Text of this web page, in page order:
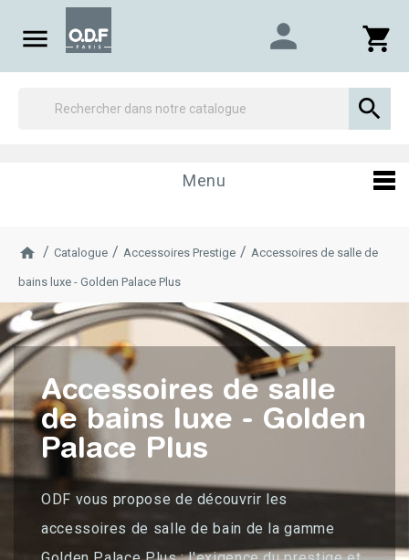
 shopping_cart
person

Menu
Catalogue Accessoires Prestige Accessoires de salle de
bains luxe - Golden Palace Plus
Accessoires de salle
de bains luxe - Golden
Palace Plus
ODF vous propose de découvrir les
accessoires de salle de bain de la gamme